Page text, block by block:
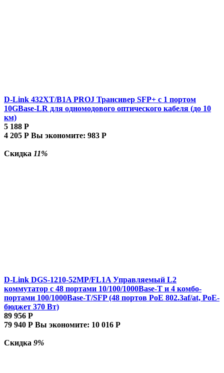
D-Link 432XT/B1A PROJ Трансивер SFP+ с 1 портом
10GBase-LR для одномодового оптического кабеля (до 10
км)
5 188 Р
4 205 Р Вы экономите: 983 Р
Скидка 11%
D-Link DGS-1210-52MP/FL1A Управляемый L2
коммутатор с 48 портами 10/100/1000Base-T и 4 комбо-
портами 100/1000Base-T/SFP (48 портов PoE 802.3af/at, PoE-
бюджет 370 Вт)
89 956 Р
79 940 Р Вы экономите: 10 016 Р
Скидка 9%